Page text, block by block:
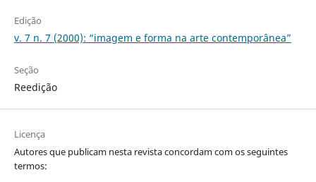
Edição
v. 7 n. 7 (2000): “imagem e forma na arte contemporânea”
Seção
Reedição
Licença
Autores que publicam nesta revista concordam com os seguintes
termos: